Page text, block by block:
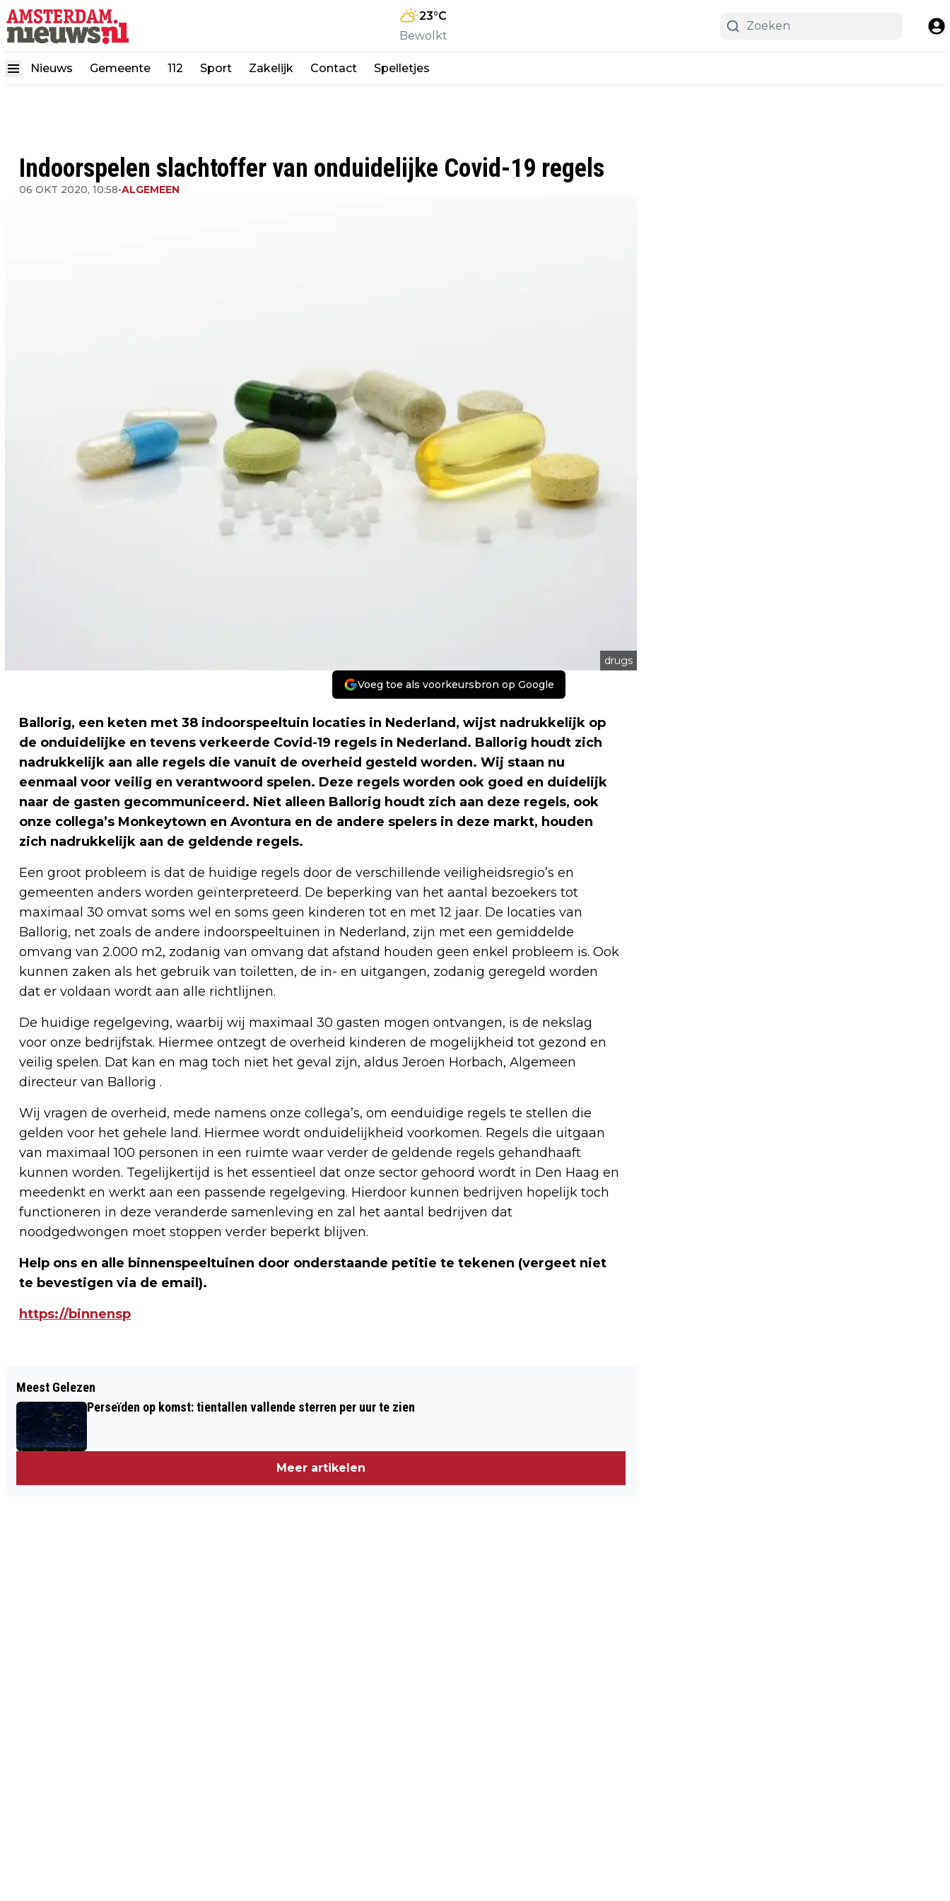
23°C
Bewolkt
Nieuws Gemeente 112 Sport Zakelijk Contact Spelletjes
Indoorspelen slachtoffer van onduidelijke Covid-19 regels
06 OKT 2020, 10:58•ALGEMEEN
drugs
Voeg toe als voorkeursbron op Google
Ballorig, een keten met 38 indoorspeeltuin locaties in Nederland, wijst nadrukkelijk op
de onduidelijke en tevens verkeerde Covid-19 regels in Nederland. Ballorig houdt zich
nadrukkelijk aan alle regels die vanuit de overheid gesteld worden. Wij staan nu
eenmaal voor veilig en verantwoord spelen. Deze regels worden ook goed en duidelijk
naar de gasten gecommuniceerd. Niet alleen Ballorig houdt zich aan deze regels, ook
onze collega’s Monkeytown en Avontura en de andere spelers in deze markt, houden
zich nadrukkelijk aan de geldende regels.
Een groot probleem is dat de huidige regels door de verschillende veiligheidsregio’s en
gemeenten anders worden geïnterpreteerd. De beperking van het aantal bezoekers tot
maximaal 30 omvat soms wel en soms geen kinderen tot en met 12 jaar. De locaties van
Ballorig, net zoals de andere indoorspeeltuinen in Nederland, zijn met een gemiddelde
omvang van 2.000 m2, zodanig van omvang dat afstand houden geen enkel probleem is. Ook
kunnen zaken als het gebruik van toiletten, de in- en uitgangen, zodanig geregeld worden
dat er voldaan wordt aan alle richtlijnen.
De huidige regelgeving, waarbij wij maximaal 30 gasten mogen ontvangen, is de nekslag
voor onze bedrijfstak. Hiermee ontzegt de overheid kinderen de mogelijkheid tot gezond en
veilig spelen. Dat kan en mag toch niet het geval zijn, aldus Jeroen Horbach, Algemeen
directeur van Ballorig .
Wij vragen de overheid, mede namens onze collega’s, om eenduidige regels te stellen die
gelden voor het gehele land. Hiermee wordt onduidelijkheid voorkomen. Regels die uitgaan
van maximaal 100 personen in een ruimte waar verder de geldende regels gehandhaaft
kunnen worden. Tegelijkertijd is het essentieel dat onze sector gehoord wordt in Den Haag en
meedenkt en werkt aan een passende regelgeving. Hierdoor kunnen bedrijven hopelijk toch
functioneren in deze veranderde samenleving en zal het aantal bedrijven dat
noodgedwongen moet stoppen verder beperkt blijven.
Help ons en alle binnenspeeltuinen door onderstaande petitie te tekenen (vergeet niet
te bevestigen via de email).
https://binnensp
DEZE STERSPELERS VAN AJAX MOET JE
DIT JAAR IN DE GATEN HOUDEN
VINDT U ERVAN?
Meest Gelezen
Perseïden op komst: tientallen vallende sterren per uur te zien
Meer artikelen